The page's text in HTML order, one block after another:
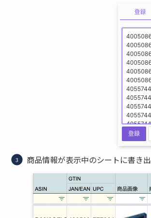
商品情報が表示中のシートに書き